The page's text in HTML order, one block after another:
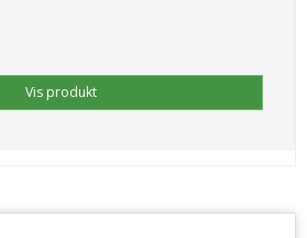
Vis produkt